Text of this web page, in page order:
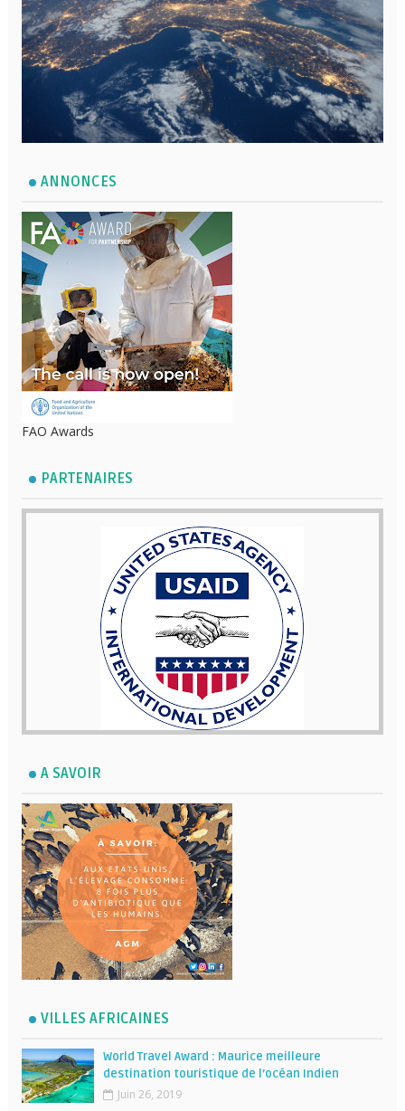
ANNONCES
FAO Awards
PARTENAIRES
A SAVOIR
VILLES AFRICAINES
World Travel Award : Maurice meilleure
destination touristique de l’océan Indien
Juin 26, 2019